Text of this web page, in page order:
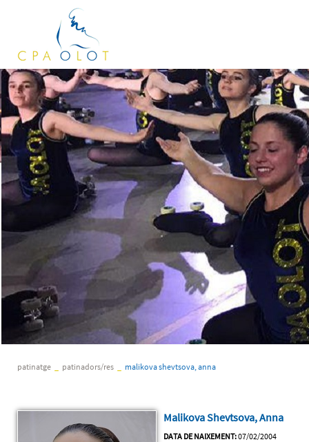
patinatge patinadors/res malikova shevtsova, anna
Malikova Shevtsova, Anna
DATA DE NAIXEMENT:07/02/2004